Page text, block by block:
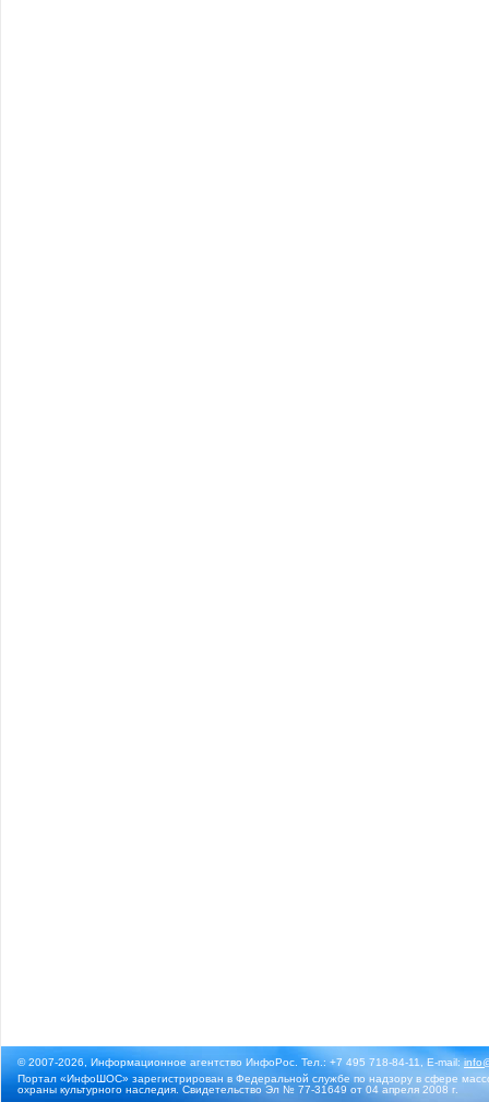
© 2007-2026, Информационное агентство ИнфоРос. Тел.: +7 495 718-84-11, E-mail:
Портал «ИнфоШОС» зарегистрирован в Федеральной службе по надзору в сфере
охраны культурного наследия. Свидетельство Эл № 77-31649 от 04 апреля 2008 г.